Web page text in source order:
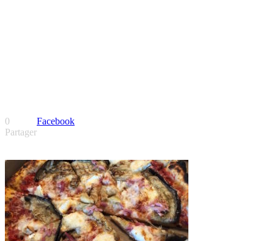
0
Partager
Facebook